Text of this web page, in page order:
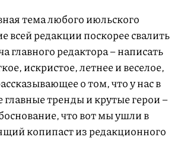
тема любого июльского
всей редакции поскорее свалить
главного редактора – написать
искристое, летнее и веселое,
о том, что у нас в
главные тренды и крутые герои –
что вот мы ушли в
копипаст из редакционного